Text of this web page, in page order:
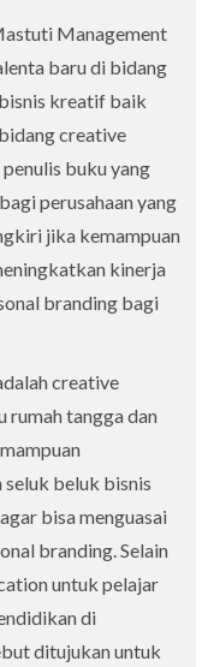
Management
baru di bidang
kreatif baik
creative
buku yang
perusahaan yang
jika kemampuan
kinerja
branding bagi
creative
rumah tangga dan
seluk beluk bisnis
bisa menguasai
branding. Selain
untuk pelajar
di
ditujukan untuk